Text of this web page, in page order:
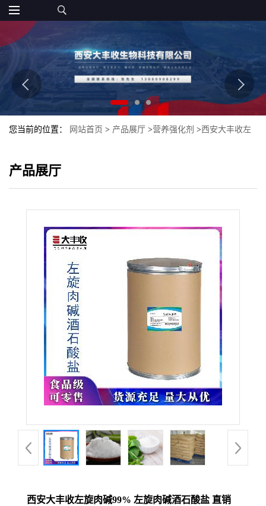
您当前的位置： 网站首页 > 产品展厅 >营养强化剂 >西安大丰收左
产品展厅
西安大丰收左旋肉碱99% 左旋肉碱酒石酸盐 直销